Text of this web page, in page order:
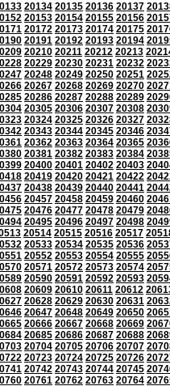
20134 20135 20136 20137
20153 20154 20155 20156
20172 20173 20174 20175
20191 20192 20193 20194
20210 20211 20212 20213
20229 20230 20231 20232
20248 20249 20250 20251
20267 20268 20269 20270
20286 20287 20288 20289
20305 20306 20307 20308
20324 20325 20326 20327
20343 20344 20345 20346
20362 20363 20364 20365
20381 20382 20383 20384
20400 20401 20402 20403
20419 20420 20421 20422
20438 20439 20440 20441
20457 20458 20459 20460
20476 20477 20478 20479
20495 20496 20497 20498
20514 20515 20516 20517
20533 20534 20535 20536
20552 20553 20554 20555
20571 20572 20573 20574
20590 20591 20592 20593
20609 20610 20611 20612
20628 20629 20630 20631
20647 20648 20649 20650
20666 20667 20668 20669
20685 20686 20687 20688
20704 20705 20706 20707
20723 20724 20725 20726
20742 20743 20744 20745
20761 20762 20763 20764